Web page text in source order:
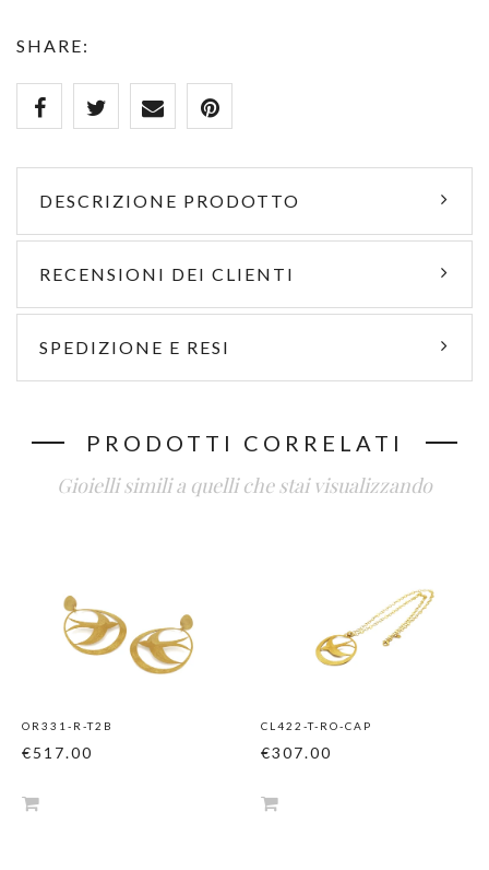
SHARE:
DESCRIZIONE PRODOTTO
RECENSIONI DEI CLIENTI
SPEDIZIONE E RESI
PRODOTTI CORRELATI
Gioielli simili a quelli che stai visualizzando
OR331-R-T2B
€517.00
CL422-T-RO-CAP
€307.00